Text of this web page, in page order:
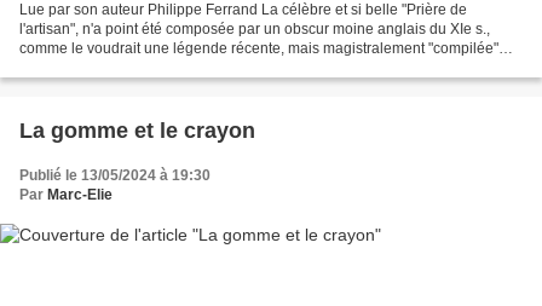
Lue par son auteur Philippe Ferrand La célèbre et si belle "Prière de
l'artisan", n'a point été composée par un obscur moine anglais du XIe s.,
comme le voudrait une légende récente, mais magistralement "compilée"
La gomme et le crayon
Publié le 13/05/2024 à 19:30
Par Marc-Elie